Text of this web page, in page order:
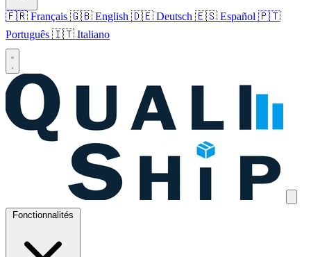
🇫🇷 Français 🇬🇧 English 🇩🇪 Deutsch 🇪🇸 Español 🇵🇹
Português 🇮🇹 Italiano